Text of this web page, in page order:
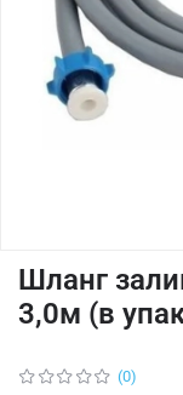
(0)
Шланг
3,0м (в